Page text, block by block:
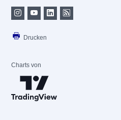
Drucken
Charts von